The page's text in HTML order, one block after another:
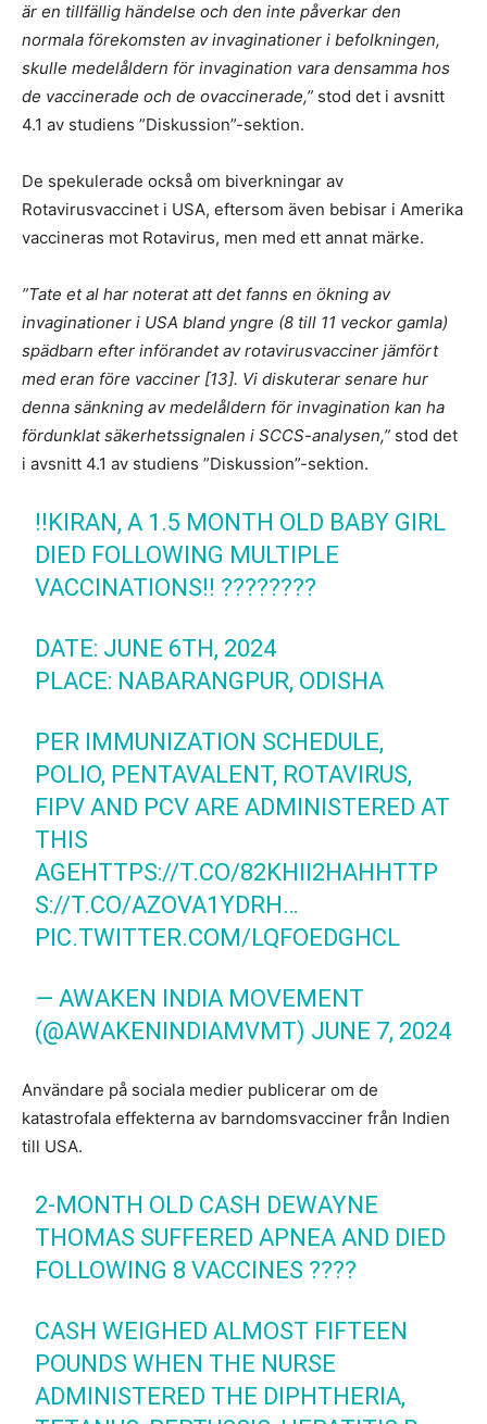
är en tillfällig händelse och den inte påverkar den
normala förekomsten av invaginationer i befolkningen,
skulle medelåldern för invagination vara densamma hos
de vaccinerade och de ovaccinerade,” stod det i avsnitt
4.1 av studiens ”Diskussion”-sektion.
De spekulerade också om biverkningar av
Rotavirusvaccinet i USA, eftersom även bebisar i Amerika
vaccineras mot Rotavirus, men med ett annat märke.
”Tate et al har noterat att det fanns en ökning av
invaginationer i USA bland yngre (8 till 11 veckor gamla)
spädbarn efter införandet av rotavirusvacciner jämfört
med eran före vacciner [13]. Vi diskuterar senare hur
denna sänkning av medelåldern för invagination kan ha
fördunklat säkerhetssignalen i SCCS-analysen,” stod det
i avsnitt 4.1 av studiens ”Diskussion”-sektion.
‼️KIRAN, A 1.5 MONTH OLD BABY GIRL
DIED FOLLOWING MULTIPLE
VACCINATIONS‼️ ????????
DATE: JUNE 6TH, 2024
PLACE: NABARANGPUR, ODISHA
PER IMMUNIZATION SCHEDULE,
POLIO, PENTAVALENT, ROTAVIRUS,
FIPV AND PCV ARE ADMINISTERED AT
THIS
AGE HTTPS://T.CO/82KHII2HAH HTTP
S://T.CO/AZOVA1YDRH …
PIC.TWITTER.COM/LQFOEDGHCL
— AWAKEN INDIA MOVEMENT
(@AWAKENINDIAMVMT) JUNE 7, 2024
Användare på sociala medier publicerar om de
katastrofala effekterna av barndomsvacciner från Indien
till USA.
2-MONTH OLD CASH DEWAYNE
THOMAS SUFFERED APNEA AND DIED
FOLLOWING 8 VACCINES ????
CASH WEIGHED ALMOST FIFTEEN
POUNDS WHEN THE NURSE
ADMINISTERED THE DIPHTHERIA,